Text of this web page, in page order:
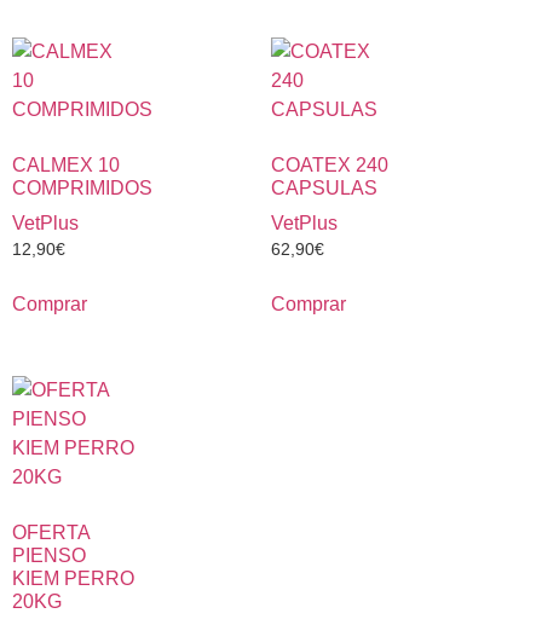
CALMEX 10
COMPRIMIDOS
VetPlus
12,90€
Comprar
COATEX 240
CAPSULAS
VetPlus
62,90€
Comprar
OFERTA
PIENSO
KIEM PERRO
20KG